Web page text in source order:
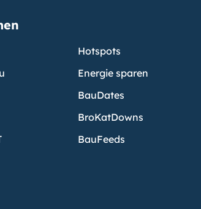
Hotspots
Energie sparen
BauDates
BroKatDowns
BauFeeds